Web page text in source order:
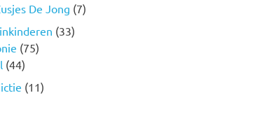
De Jong (7)
(33)
(75)
(44)
(11)